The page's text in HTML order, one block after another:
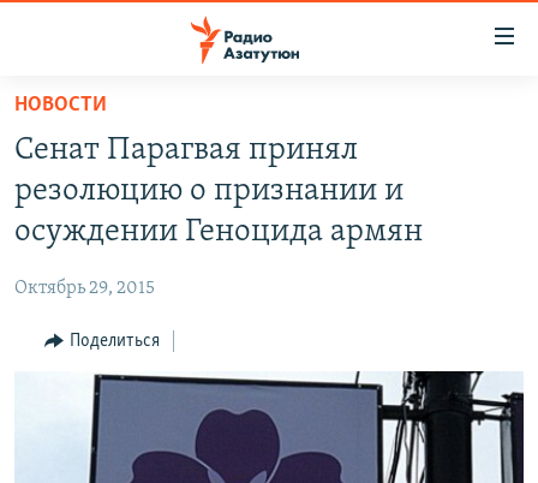
Перейти
основному
содержанию
Перейти
основной
навигации
Перейти
ПОЛИТИКА
ЭКОНОМИКА
РЕГИОН
НАГОРНЫЙ КАРАБАХ
КУЛЬТУРА
НОВОСТИ
Сенат Парагвая принял
резолюцию о признании и
осуждении Геноцида армян
Октябрь 29, 2015
Поделиться